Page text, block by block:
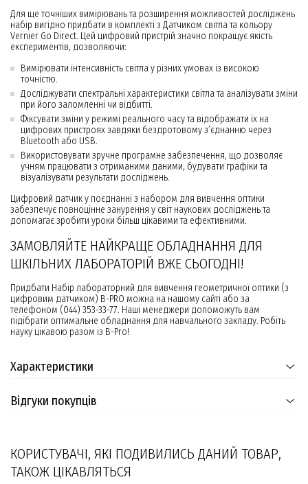
Для ще точніших вимірювань та розширення можливостей досліджень
набір вигідно придбати в комплекті з Датчиком світла та кольору
Vernier Go Direct. Цей цифровий пристрій значно покращує якість
експериментів, дозволяючи:
Вимірювати інтенсивність світла у різних умовах із високою
точністю.
Досліджувати спектральні характеристики світла та аналізувати зміни
при його заломленні чи відбитті.
Фіксувати зміни у режимі реального часу та відображати їх на
цифрових пристроях завдяки бездротовому з’єднанню через
Bluetooth або USB.
Використовувати зручне програмне забезпечення, що дозволяє
учням працювати з отриманими даними, будувати графіки та
візуалізувати результати досліджень.
Цифровий датчик у поєднанні з набором для вивчення оптики
забезпечує повноцінне занурення у світ наукових досліджень та
допомагає зробити уроки більш цікавими та ефективними.
ЗАМОВЛЯЙТЕ НАЙКРАЩЕ ОБЛАДНАННЯ ДЛЯ
ШКІЛЬНИХ ЛАБОРАТОРІЙ ВЖЕ СЬОГОДНІ!
Придбати Набір лабораторний для вивчення геометричної оптики (з
цифровим датчиком) B-PRO можна на нашому сайті або за
телефоном (044) 353-33-77. Наші менеджери допоможуть вам
підібрати оптимальне обладнання для навчального закладу. Робіть
науку цікавою разом із B-Pro!
Характеристики
Відгуки покупців
КОРИСТУВАЧІ, ЯКІ ПОДИВИЛИСЬ ДАНИЙ ТОВАР,
ТАКОЖ ЦІКАВЛЯТЬСЯ